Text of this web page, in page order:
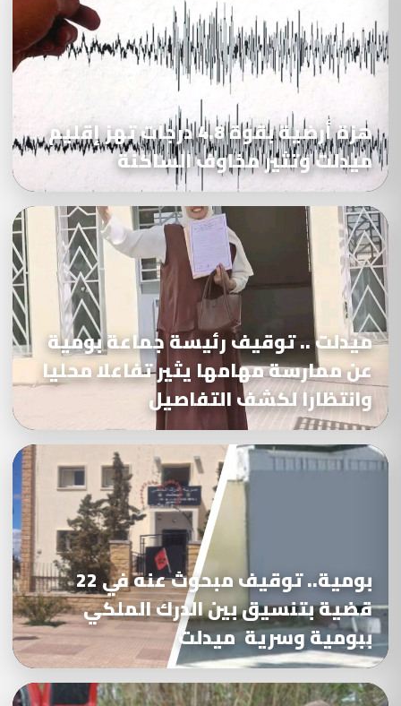
هزة أرضية بقوة 4.8 درجات تهز إقليم
ميدلت وتثير مخاوف الساكنة
ميدلت .. توقيف رئيسة جماعة بومية
عن ممارسة مهامها يثير تفاعلا محليا
وانتظارا لكشف التفاصيل
بومية.. توقيف مبحوث عنه في 22
قضية بتنسيق بين الدرك الملكي
ببومية وسرية ميدلت